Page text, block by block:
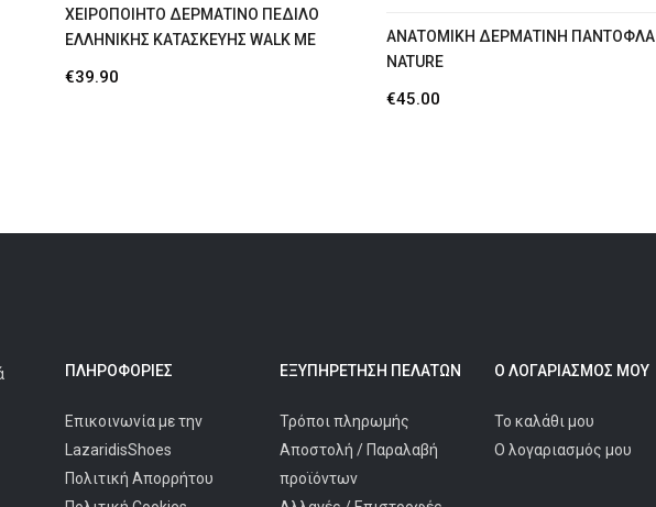
ΧΕΙΡΟΠΟΙΗΤΟ ΔΕΡΜΑΤΙΝΟ ΠΕΔΙΛΟ
ΕΛΛΗΝΙΚΗΣ ΚΑΤΑΣΚΕΥΗΣ WALK ME
€39.90
ΑΝΑΤΟΜΙΚΗ ΔΕΡΜΑΤΙΝΗ ΠΑΝΤΟΦΛΑ
NATURE
€45.00
ΠΛΗΡΟΦΟΡΊΕΣ
Επικοινωνία με την
LazaridisShoes
Πολιτική Απορρήτου
ΕΞΥΠΗΡΈΤΗΣΗ ΠΕΛΑΤΩΝ
Τρόποι πληρωμής
Αποστολή / Παραλαβή
προϊόντων
Ο ΛΟΓΑΡΙΑΣΜΌΣ ΜΟΥ
Το καλάθι μου
Ο λογαριασμός μου